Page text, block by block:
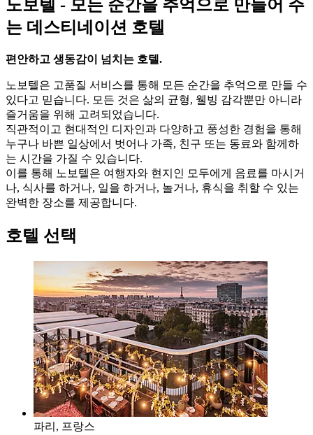
노보텔 - 모든 순간을 추억으로 만들어 주
는 데스티네이션 호텔
편안하고 생동감이 넘치는 호텔.
노보텔은 고품질 서비스를 통해 모든 순간을 추억으로 만들 수
있다고 믿습니다. 모든 것은 삶의 균형, 웰빙 감각뿐만 아니라
즐거움을 위해 고려되었습니다. ​
직관적이고 현대적인 디자인과 다양하고 풍성한 경험을 통해
누구나 바쁜 일상에서 벗어나 가족, 친구 또는 동료와 함께하
는 시간을 가질 수 있습니다. ​
이를 통해 노보텔은 여행자와 현지인 모두에게 음료를 마시거
나, 식사를 하거나, 일을 하거나, 놀거나, 휴식을 취할 수 있는
완벽한 장소를 제공합니다.
호텔 선택
파리, 프랑스